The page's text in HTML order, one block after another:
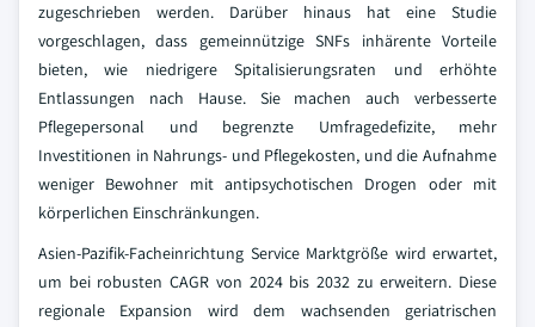
zugeschrieben werden. Darüber hinaus hat eine Studie
vorgeschlagen, dass gemeinnützige SNFs inhärente Vorteile
bieten, wie niedrigere Spitalisierungsraten und erhöhte
Entlassungen nach Hause. Sie machen auch verbesserte
Pflegepersonal und begrenzte Umfragedefizite, mehr
Investitionen in Nahrungs- und Pflegekosten, und die Aufnahme
weniger Bewohner mit antipsychotischen Drogen oder mit
körperlichen Einschränkungen.
Asien-Pazifik-Facheinrichtung Service Marktgröße wird erwartet,
um bei robusten CAGR von 2024 bis 2032 zu erweitern. Diese
regionale Expansion wird dem wachsenden geriatrischen